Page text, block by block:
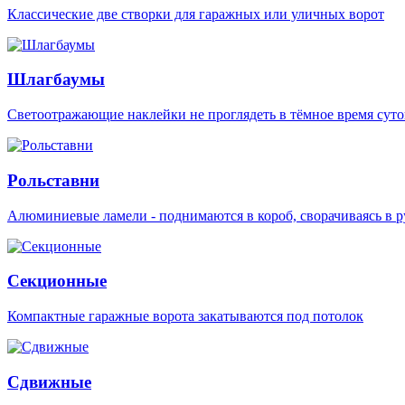
Классические две створки для гаражных или уличных ворот
Шлагбаумы
Светоотражающие наклейки не проглядеть в тёмное время
Рольставни
Алюминиевые ламели - поднимаются в короб, сворачиваясь в
Секционные
Компактные гаражные ворота закатываются под потолок
Сдвижные